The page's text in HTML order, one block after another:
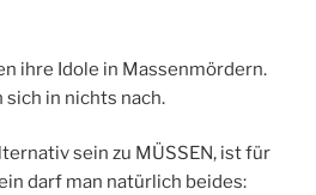
ihre Idole in Massenmördern.
in nichts nach.
sein zu MÜSSEN, ist für
darf man natürlich beides: